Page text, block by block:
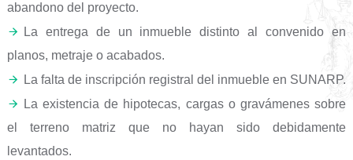
abandono del proyecto.
La entrega de un inmueble distinto al convenido en
planos, metraje o acabados.
La falta de inscripción registral del inmueble en SUNARP.
La existencia de hipotecas, cargas o gravámenes sobre
el terreno matriz que no hayan sido debidamente
levantados.